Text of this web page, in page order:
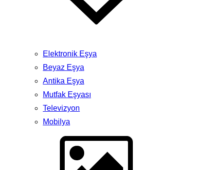
Elektronik Eşya
Beyaz Eşya
Antika Eşya
Mutfak Eşyası
Televizyon
Mobilya